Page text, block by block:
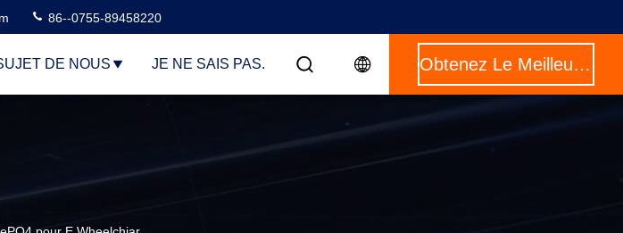
86--0755-89458220
DE NOUS JE NE SAIS PAS. Obtenez Le Meilleur Prix